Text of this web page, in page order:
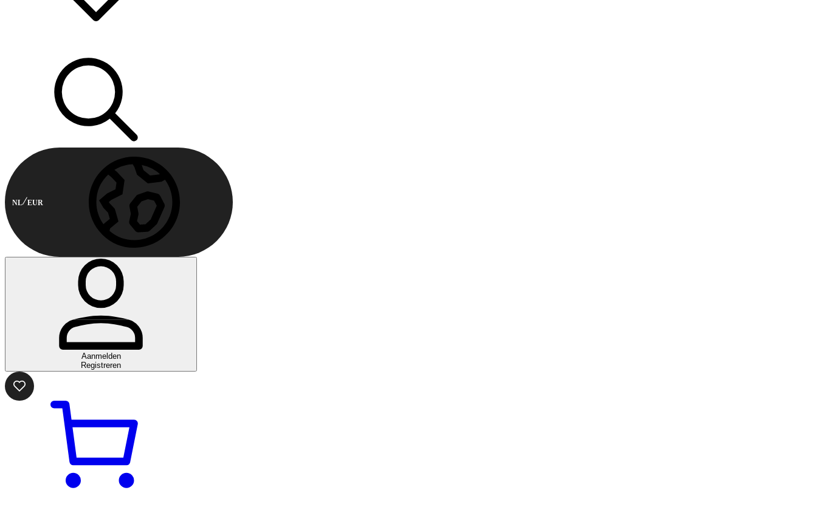
NL EUR
Aanmelden
Registreren